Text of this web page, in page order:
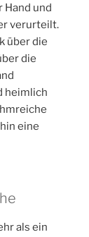
Hand und
verurteilt.
über die
die
heimlich
eine
als ein